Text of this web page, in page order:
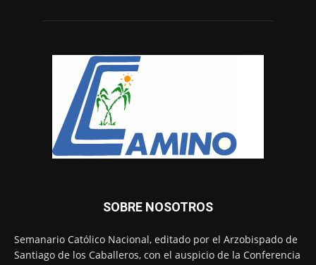
SOBRE NOSOTROS
Semanario Católico Nacional, editado por el Arzobispado de
Santiago de los Caballeros, con el auspicio de la Conferencia